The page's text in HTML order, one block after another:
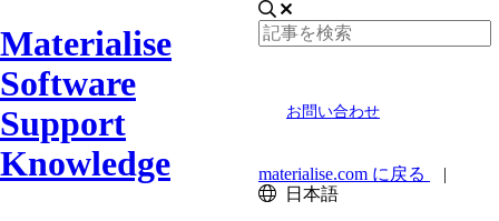
Materialise
Software
Support
Knowledge
お問い合わせ
materialise.com に戻る
|
日本語